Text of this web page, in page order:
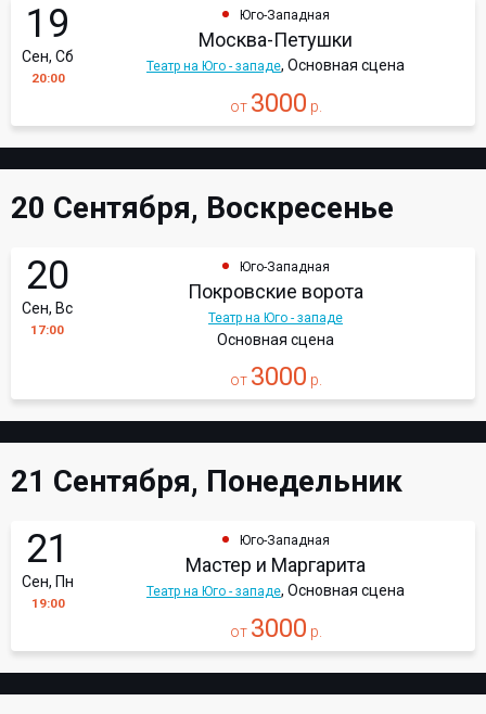
19
Сен, Сб
20:00
Юго-Западная
Москва-Петушки
Театр на Юго - западе, Основная сцена
от 3000 р.
20 Сентября, Воскресенье
20
Сен, Вс
17:00
Юго-Западная
Покровские ворота
Театр на Юго - западе
Основная сцена
от 3000 р.
21 Сентября, Понедельник
21
Сен, Пн
19:00
Юго-Западная
Мастер и Маргарита
Театр на Юго - западе, Основная сцена
от 3000 р.